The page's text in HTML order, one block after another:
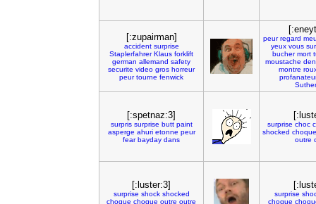
[:zupairman]
accident surprise
Staplerfahrer Klaus forklift
german allemand safety
securite video gros horreur
peur tourne fenwick
peur regard
yeux vous
bucher mort
moustache
montre
[:spetnaz:3]
surpris surprise butt paint
asperge ahuri etonne peur
fear bayday dans
surprise choc
shocked choque
outre
[:luster:3]
surprise shock shocked
choque choque outre outre
surprise
choque